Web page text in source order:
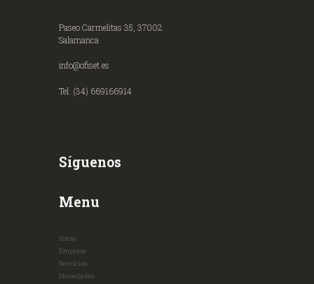
Paseo Carmelitas 35, 37002
Salamanca
info@ofiset.es
Tel: (34) 669166914
Síguenos
Menu
Inicio
Empresa
Servicios
Novedades